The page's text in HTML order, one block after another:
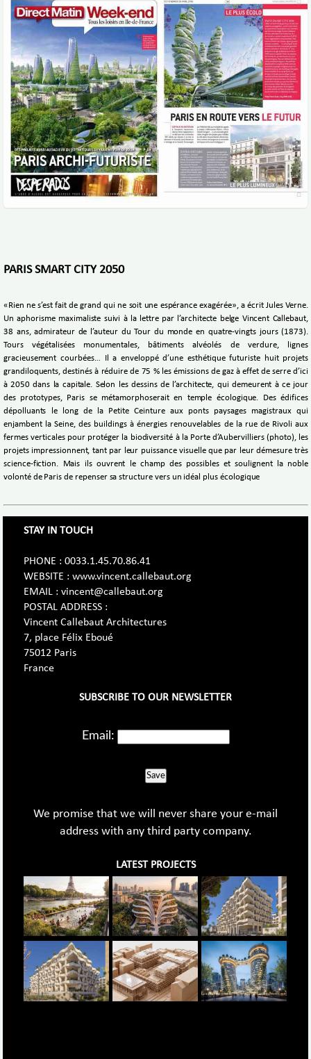
PARIS SMART CITY 2050
«Rien ne s’est fait de grand qui ne soit une espérance exagérée», a écrit Jules Verne.
Un aphorisme maximaliste suivi à la lettre par l’architecte belge Vincent Callebaut,
38 ans, admirateur de l’auteur du Tour du monde en quatre-vingts jours (1873).
Tours végétalisées monumentales, bâtiments alvéolés de verdure, lignes
gracieusement courbées… Il a enveloppé d’une esthétique futuriste huit projets
grandiloquents, destinés à réduire de 75 % les émissions de gaz à effet de serre d’ici
à 2050 dans la capitale. Selon les dessins de l’architecte, qui demeurent à ce jour
des prototypes, Paris se métamorphoserait en temple écologique. Des édifices
dépolluants le long de la Petite Ceinture aux ponts paysages magistraux qui
enjambent la Seine, des buildings à énergies renouvelables de la rue de Rivoli aux
fermes verticales pour protéger la biodiversité à la Porte d’Aubervilliers (photo), les
projets impressionnent, tant par leur puissance visuelle que par leur démesure très
science-fiction. Mais ils ouvrent le champ des possibles et soulignent la noble
volonté de Paris de repenser sa structure vers un idéal plus écologique
STAY IN TOUCH
PHONE : 0033.1.45.70.86.41
WEBSITE : www.vincent.callebaut.org
EMAIL : vincent@callebaut.org
POSTAL ADDRESS :
Vincent Callebaut Architectures
7, place Félix Eboué
75012 Paris
France
SUBSCRIBE TO OUR NEWSLETTER
Email:
Save
We promise that we will never share your e-mail
address with any third party company.
LATEST PROJECTS